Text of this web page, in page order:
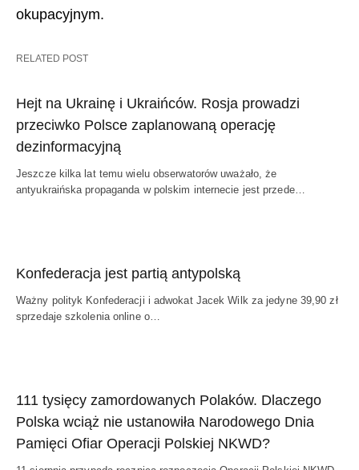
okupacyjnym.
RELATED POST
Hejt na Ukrainę i Ukraińców. Rosja prowadzi
przeciwko Polsce zaplanowaną operację
dezinformacyjną
Jeszcze kilka lat temu wielu obserwatorów uważało, że
antyukraińska propaganda w polskim internecie jest przede…
Konfederacja jest partią antypolską
Ważny polityk Konfederacji i adwokat Jacek Wilk za jedyne 39,90 zł
sprzedaje szkolenia online o…
111 tysięcy zamordowanych Polaków. Dlaczego
Polska wciąż nie ustanowiła Narodowego Dnia
Pamięci Ofiar Operacji Polskiej NKWD?